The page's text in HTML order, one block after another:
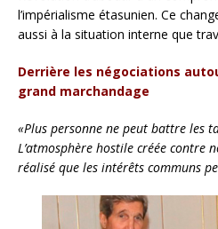
l’impérialisme étasunien. Ce
aussi à la situation interne que
Derrière les négociations
grand marchandage
«Plus personne ne peut battre les
L’atmosphère hostile créée contre
réalisé que les intérêts communs